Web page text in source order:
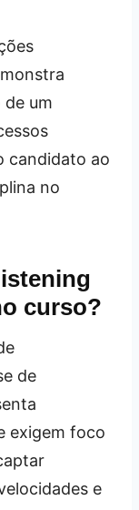
um
candidato ao
no
curso?
de
exigem foco
e